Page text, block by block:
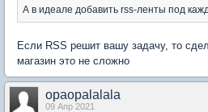
А в идеале добавить rss-ленты под
Если RSS решит вашу задачу, то
магазин это не сложно
opaopalalala
09 Апр 2021